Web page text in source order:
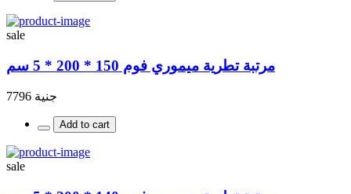
sale
مرتبة تطرية ميموري فوم 150 * 200 * 5 سم
جنية 7796
Add to cart
sale